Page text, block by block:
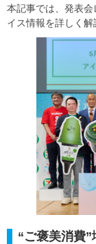
本記事では、発表
イス情報を詳しく解
“ご褒美消費